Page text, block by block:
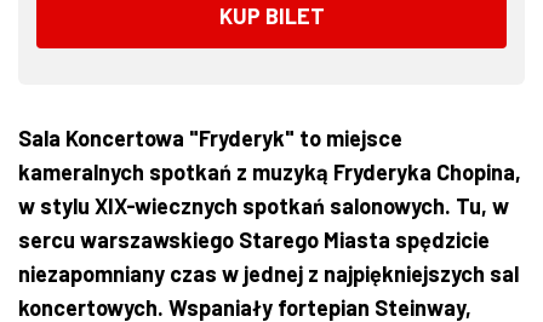
KUP BILET
Sala Koncertowa "Fryderyk" to miejsce
kameralnych spotkań z muzyką Fryderyka Chopina,
w stylu XIX-wiecznych spotkań salonowych. Tu, w
sercu warszawskiego Starego Miasta spędzicie
niezapomniany czas w jednej z najpiękniejszych sal
koncertowych. Wspaniały fortepian Steinway,